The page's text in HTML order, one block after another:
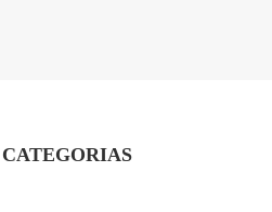
CATEGORIAS